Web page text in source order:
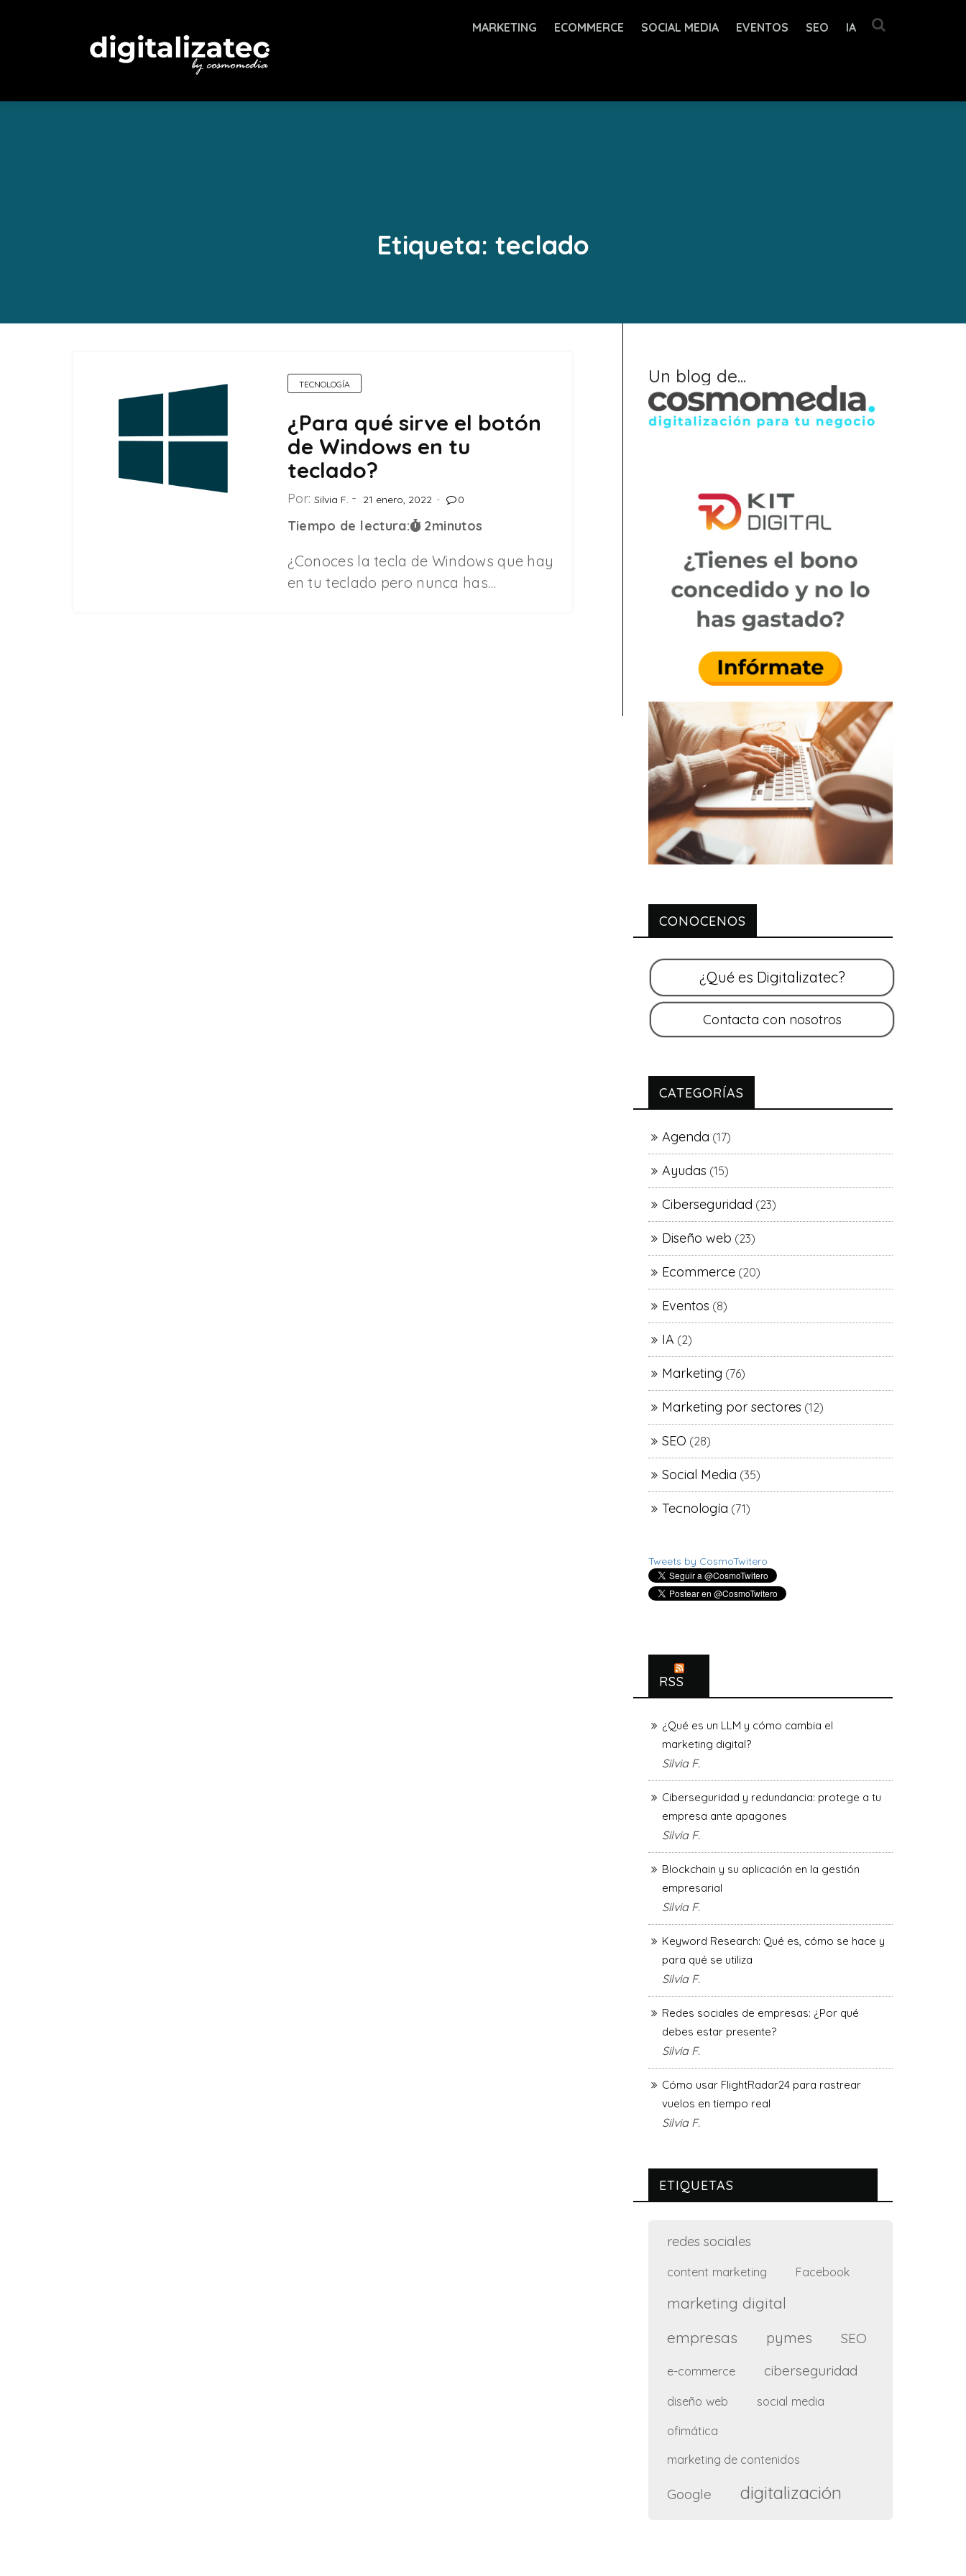
MARKETING ECOMMERCE SOCIAL MEDIA EVENTOS SEO IA
Etiqueta: teclado
TECNOLOGÍA
¿Para qué sirve el botón
de Windows en tu
teclado?
Por: Silvia F. 21 enero, 2022 0
Tiempo de lectura: 2minutos
¿Conoces la tecla de Windows que hay
en tu teclado pero nunca has…
Un blog de...
CONOCENOS
CATEGORÍAS
Agenda (17)
Ayudas (15)
Ciberseguridad (23)
Diseño web (23)
Ecommerce (20)
Eventos (8)
IA (2)
Marketing (76)
Marketing por sectores (12)
SEO (28)
Social Media (35)
Tecnología (71)
Tweets by CosmoTwitero
RSS
¿Qué es un LLM y cómo cambia el
marketing digital?
Silvia F.
Ciberseguridad y redundancia: protege a tu
empresa ante apagones
Silvia F.
Blockchain y su aplicación en la gestión
empresarial
Silvia F.
Keyword Research: Qué es, cómo se hace y
para qué se utiliza
Silvia F.
Redes sociales de empresas: ¿Por qué
debes estar presente?
Silvia F.
Cómo usar FlightRadar24 para rastrear
vuelos en tiempo real
Silvia F.
ETIQUETAS
redes sociales
content marketing Facebook
marketing digital
empresas
pymes SEO
e-commerce ciberseguridad
diseño web
social media
ofimática
marketing de contenidos
Google digitalización